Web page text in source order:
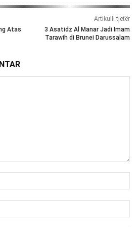
Atas
Artikulli tjetër
3 Asatidz Al Manar Jadi Imam
Tarawih di Brunei Darussalam